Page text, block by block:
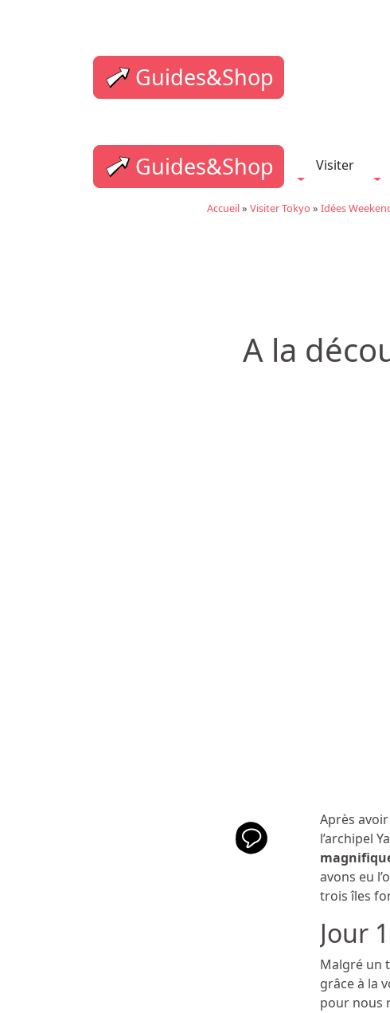
Guides&Shop
Guides&Shop Visiter
Accueil» Visiter Tokyo » Idées
A la
Après
l’archipel
avons eu
trois îles
Jour
Malgré un
grâce à la
pour nous